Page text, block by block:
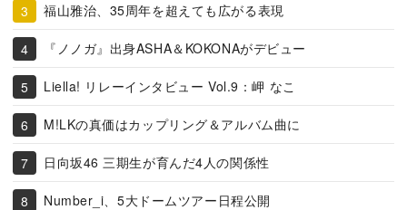
福山雅治、35周年を超えても広がる表現
『ノノガ』出身ASHA＆KOKONAがデビュー
Liella! リレーインタビュー Vol.9：岬 なこ
M!LKの真価はカップリング＆アルバム曲に
日向坂46 三期生が育んだ4人の関係性
Number_i、5大ドームツアー日程公開